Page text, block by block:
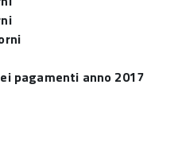
pagamenti anno 2017